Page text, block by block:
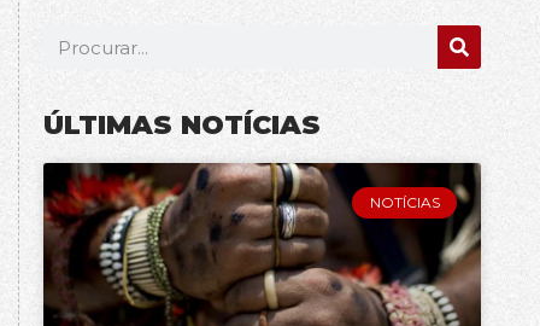
ÚLTIMAS NOTÍCIAS
NOTÍCIAS